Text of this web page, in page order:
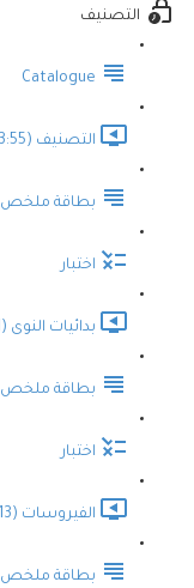
التصنيف
Catalogue
التصنيف (13:55)
بطاقة ملخص
اختبار
بدائيات النوى (13:41)
بطاقة ملخص
اختبار
الفيروسات (11:13)
بطاقة ملخص